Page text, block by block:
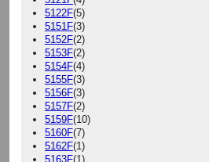
5122F(5)
5151F(3)
5152F(2)
5153F(2)
5154F(4)
5155F(3)
5156F(3)
5157F(2)
5159F(10)
5160F(7)
5162F(1)
5163F(1)